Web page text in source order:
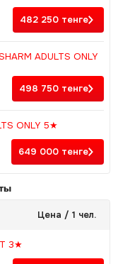
482 250 тенге
ADULTS ONLY
498 750 тенге
ONLY 5★
649 000 тенге
Цена / 1 чел.
3★